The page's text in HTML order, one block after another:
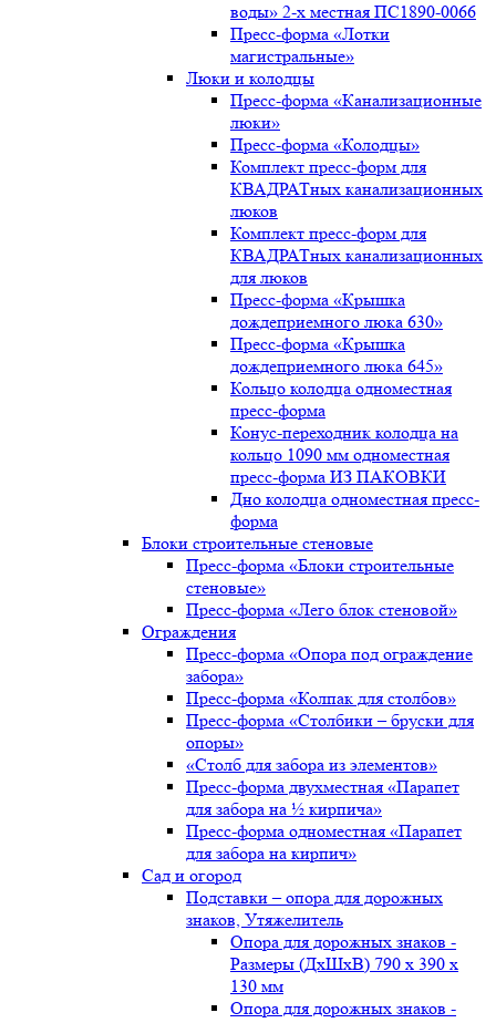
воды» 2-х местная ПС1890-0066
Пресс-форма «Лотки
магистральные»
Люки и колодцы
Пресс-форма «Канализационные
люки»
Пресс-форма «Колодцы»
Комплект пресс-форм для
КВАДРАТных канализационных
люков
Комплект пресс-форм для
КВАДРАТных канализационных
для люков
Пресс-форма «Крышка
дождеприемного люка 630»
Пресс-форма «Крышка
дождеприемного люка 645»
Кольцо колодца одноместная
пресс-форма
Конус-переходник колодца на
кольцо 1090 мм одноместная
пресс-форма ИЗ ПАКОВКИ
Дно колодца одноместная пресс-
форма
Блоки строительные стеновые
Пресс-форма «Блоки строительные
стеновые»
Пресс-форма «Лего блок стеновой»
Ограждения
Пресс-форма «Опора под ограждение
забора»
Пресс-форма «Колпак для столбов»
Пресс-форма «Столбики – бруски для
опоры»
«Столб для забора из элементов»
Пресс-форма двухместная «Парапет
для забора на ½ кирпича»
Пресс-форма одноместная «Парапет
для забора на кирпич»
Сад и огород
Подставки – опора для дорожных
знаков, Утяжелитель
Опора для дорожных знаков -
Размеры (ДxШxВ) 790 x 390 x
130 мм
Опора для дорожных знаков -